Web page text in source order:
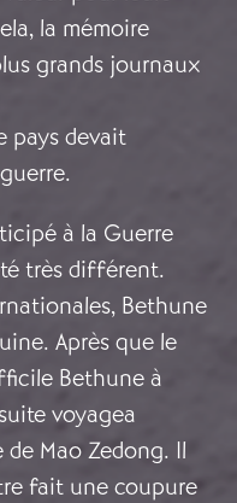
la mémoire
grands journaux
pays devait
à la Guerre
très différent.
Bethune
Après que le
Bethune à
voyagea
de Mao Zedong. Il
fait une coupure